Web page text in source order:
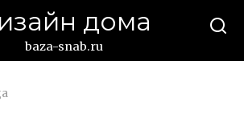
дома
baza-snab.ru